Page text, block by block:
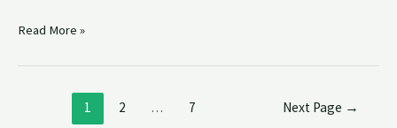
Read More »
1 2 … 7 Next Page →